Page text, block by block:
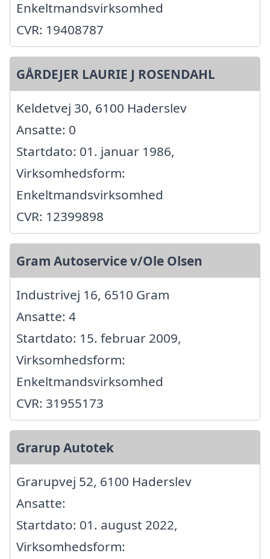
Enkeltmandsvirksomhed
CVR: 19408787
GÅRDEJER LAURIE J ROSENDAHL
Keldetvej 30, 6100 Haderslev
Ansatte: 0
Startdato: 01. januar 1986,
Virksomhedsform:
Enkeltmandsvirksomhed
CVR: 12399898
Gram Autoservice v/Ole Olsen
Industrivej 16, 6510 Gram
Ansatte: 4
Startdato: 15. februar 2009,
Virksomhedsform:
Enkeltmandsvirksomhed
CVR: 31955173
Grarup Autotek
Grarupvej 52, 6100 Haderslev
Ansatte:
Startdato: 01. august 2022,
Virksomhedsform: